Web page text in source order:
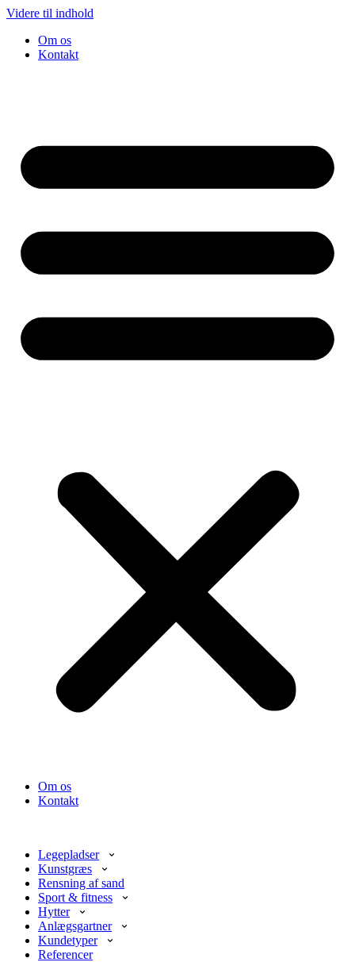
Videre til indhold
Om os
Kontakt
Om os
Kontakt
Legepladser
Kunstgræs
Rensning af sand
Sport & fitness
Hytter
Anlægsgartner
Kundetyper
Referencer